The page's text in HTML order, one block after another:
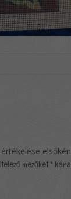
mezőket *